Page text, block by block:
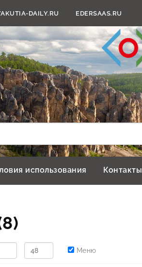
DAILY.RU EDERSAAS.RU
использования Контакты
Меню